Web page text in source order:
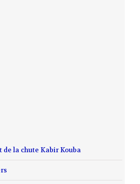
de la chute Kabir Kouba